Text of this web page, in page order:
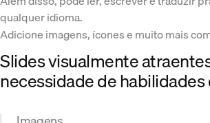
qualquer idioma.
Adicione imagens, ícones e muito mais
Slides visualmente
necessidade de